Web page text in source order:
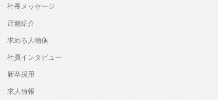
社長メッセージ
店舗紹介
求める人物像
社員インタビュー
新卒採用
求人情報